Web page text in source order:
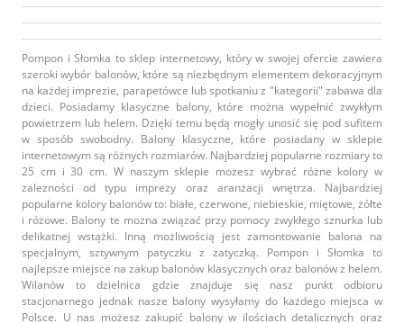
Pompon i Słomka to sklep internetowy, który w swojej ofercie zawiera
szeroki wybór balonów, które są niezbędnym elementem dekoracyjnym
na każdej imprezie, parapetówce lub spotkaniu z "kategorii" zabawa dla
dzieci. Posiadamy klasyczne balony, które można wypełnić zwykłym
powietrzem lub helem. Dzięki temu będą mogły unosić się pod sufitem
w sposób swobodny. Balony klasyczne, które posiadany w sklepie
internetowym są różnych rozmiarów. Najbardziej popularne rozmiary to
25 cm i 30 cm. W naszym sklepie możesz wybrać różne kolory w
zależności od typu imprezy oraz aranżacji wnętrza. Najbardziej
popularne kolory balonów to: białe, czerwone, niebieskie, miętowe, żółte
i różowe. Balony te można związać przy pomocy zwykłego sznurka lub
delikatnej wstążki. Inną możliwością jest zamontowanie balona na
specjalnym, sztywnym patyczku z zatyczką. Pompon i Słomka to
najlepsze miejsce na zakup balonów klasycznych oraz balonów z helem.
Wilanów to dzielnica gdzie znajduje się nasz punkt odbioru
stacjonarnego jednak nasze balony wysyłamy do każdego miejsca w
Polsce. U nas możesz zakupić balony w ilościach detalicznych oraz